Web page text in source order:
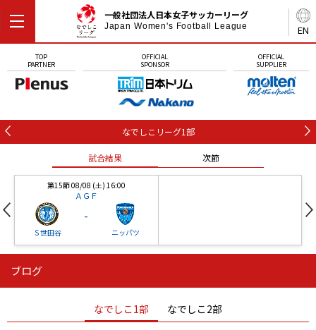
EN
一般社団法人日本女子サッカーリーグ
Japan Women's Football League
TOP
PARTNER
OFFICIAL
SPONSOR
OFFICIAL
SUPPLIER
なでしこリーグ1部
試合結果 次節
第15節 08/08 (土) 16:00
ＡＧＦ
Ｓ世田谷
-
ニッパツ
ニッパツ
ニッパツ 名古屋
石人の星
静岡 愛媛Ｌ
ブログ
なでしこ1部 なでしこ2部